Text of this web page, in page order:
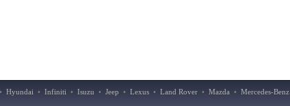
• Hyundai • Infiniti • Isuzu • Jeep • Lexus • Land Rover • Mazda • Mercedes-Benz